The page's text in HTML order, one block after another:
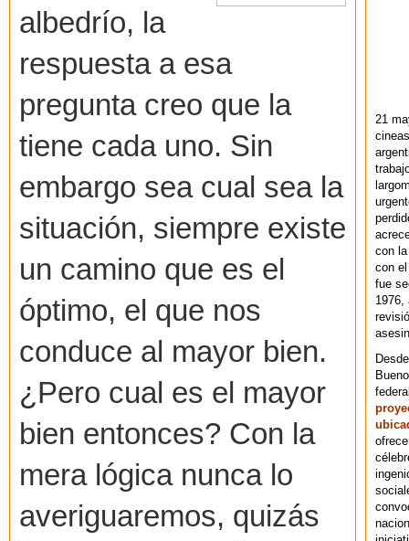
albedrío, la
respuesta a esa
pregunta creo que la
tiene cada uno. Sin
embargo sea cual sea la
situación, siempre existe
un camino que es el
óptimo, el que nos
conduce al mayor bien.
¿Pero cual es el mayor
bien entonces? Con la
mera lógica nunca lo
averiguaremos, quizás
21
con
con
fue
1976,